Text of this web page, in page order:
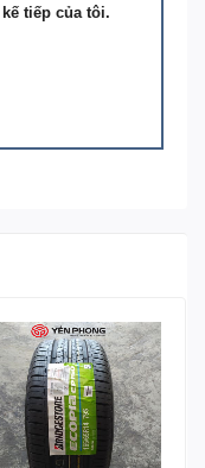
tiếp của tôi.